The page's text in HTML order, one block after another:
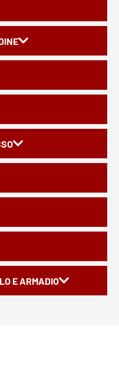
E ARMADIO